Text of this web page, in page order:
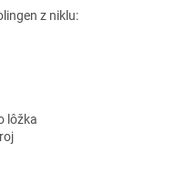
z niklu:
lôžka